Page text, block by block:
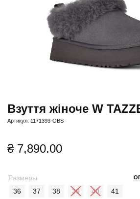
Взуття жіноче W
Артикул: 1171393-OBS
₴7,890.00
Размеры
36
37 38 39 40 41